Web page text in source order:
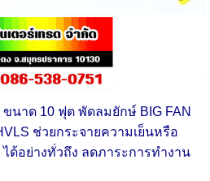
ขนาด 10 ฟุตพัดลมยักษ์ BIG FAN
ช่วยกระจายความเย็นหรือ
ด้อย่างทั่วถึง ลดภาระการทำงาน